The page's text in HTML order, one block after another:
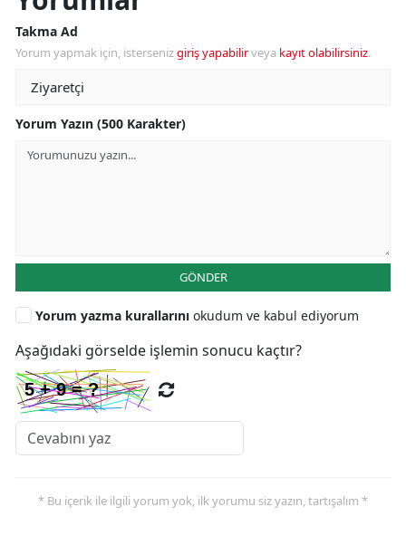
Takma Ad
Yorum yapmak için, istersenizgiriş yapabilirveya kayıt olabilirsiniz.
Yorum Yazın (500 Karakter)
GÖNDER
Yorum yazma kurallarını okudum ve kabul ediyorum
Aşağıdaki görselde işlemin sonucu kaçtır?
* Bu içerik ile ilgili yorum yok, ilk yorumu siz yazın, tartışalım *